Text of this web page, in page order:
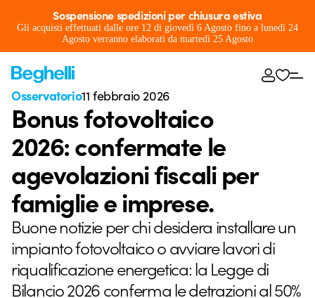
Sospensione spedizioni per chiusura estiva
Gli acquisti effettuati dalle ore 12 di giovedì 6 Agosto fino a lunedì 24
Agosto verranno elaborati da martedì 25 Agosto
Osservatorio11 febbraio 2026
Bonus fotovoltaico
2026: confermate le
agevolazioni fiscali per
famiglie e imprese.
Buone notizie per chi desidera installare un
impianto fotovoltaico o avviare lavori di
riqualificazione energetica: la Legge di
Bilancio 2026 conferma le detrazioni al 50%